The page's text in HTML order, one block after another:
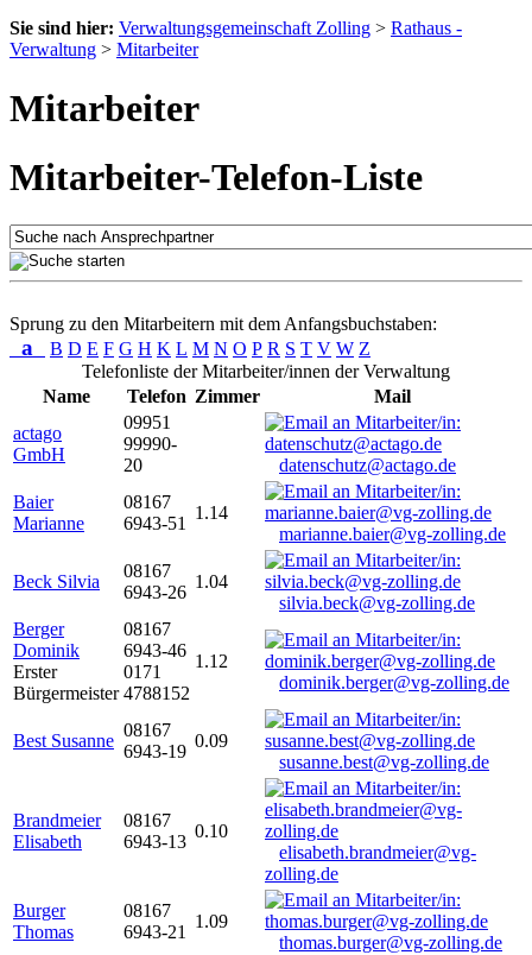
Sie sind hier: Verwaltungsgemeinschaft Zolling > Rathaus -
Verwaltung > Mitarbeiter
Mitarbeiter
Mitarbeiter-Telefon-Liste
Sprung zu den Mitarbeitern mit dem Anfangsbuchstaben:
a B D E F G H K L M N O P R S T V W Z
Telefonliste der Mitarbeiter/innen der Verwaltung
Name
Telefon Zimmer
Mail
actago
GmbH
09951
99990-
20
datenschutz@actago.de
Baier
Marianne
08167
6943-51
1.14
marianne.baier@vg-zolling.de
Beck Silvia
08167
6943-26
1.04
silvia.beck@vg-zolling.de
Berger
Dominik
Erster
Bürgermeister
08167
6943-46
0171
4788152
1.12
dominik.berger@vg-zolling.de
Best Susanne
08167
6943-19
0.09
susanne.best@vg-zolling.de
Brandmeier
Elisabeth
08167
6943-13
0.10
elisabeth.brandmeier@vg-
zolling.de
Burger
Thomas
08167
6943-21
1.09
thomas.burger@vg-zolling.de